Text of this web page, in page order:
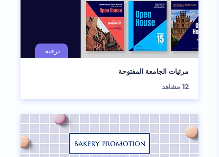
مرئيات الجامعة المفتوحة
12 مشاهد